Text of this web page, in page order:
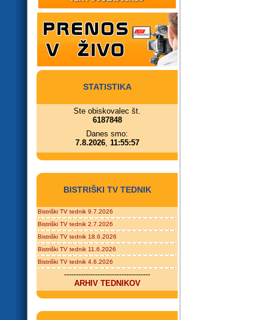
STATISTIKA
Ste obiskovalec št.
6187848
Danes smo:
7.8.2026, 11:55:57
BISTRIŠKI TV TEDNIK
Bistriški TV tednik 9.7.2026
Bistriški TV tednik 2.7.2026
Bistriški TV tednik 18.6.2026
Bistriški TV tednik 11.6.2026
Bistriški TV tednik 4.6.2026
------------------------------------
ARHIV TEDNIKOV